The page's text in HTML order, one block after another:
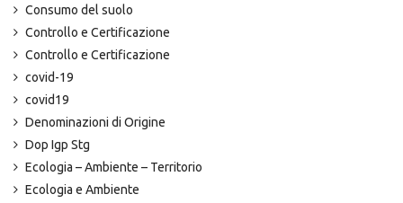
Consumo del suolo
Controllo e Certificazione
Controllo e Certificazione
covid-19
covid19
Denominazioni di Origine
Dop Igp Stg
Ecologia – Ambiente – Territorio
Ecologia e Ambiente